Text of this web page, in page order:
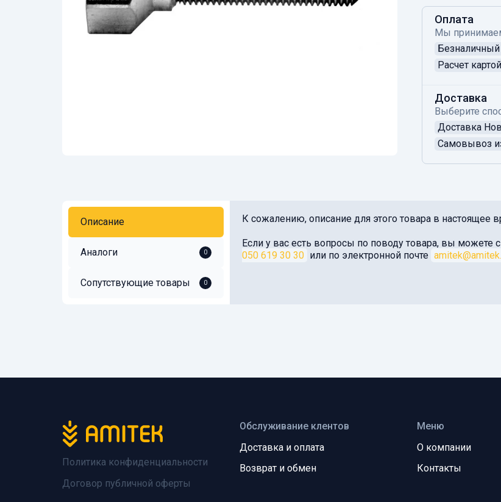
Оплата
Мы
Безналичный
Расчет
Доставка
Выберите
Доставка
Самовывоз
Описание
Аналоги 0
Сопутствующие товары 0
К сожалению, описание для этого товара в настоящее
Если у вас есть вопросы по поводу товара, вы можете
050 619 30 30 или по электронной почте
Политика конфиденциальности
Договор публичной оферты
Обслуживание клентов
Доставка и оплата
Возврат и обмен
Меню
О компании
Контакты